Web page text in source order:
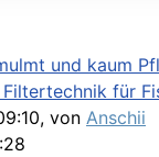
und kaum
für
von Anschii